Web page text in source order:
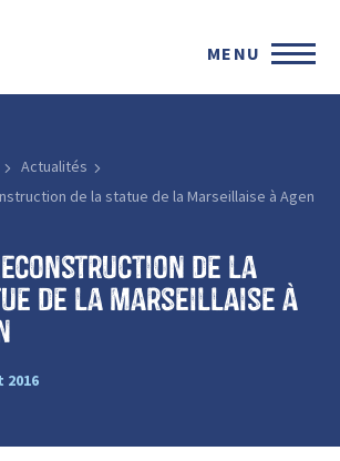
MENU
Actualités
de la statue de la Marseillaise à Agen
de la
de la Marseillaise à
2016